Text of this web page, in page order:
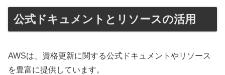
公式ドキュメントとリソースの活用
AWSは、資格更新に関する公式ドキュメントやリソース
を豊富に提供しています。